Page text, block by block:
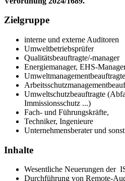
Zielgruppe
interne und externe Auditoren
Umweltbetriebsprüfer
Qualitätsbeauftragte/-manager
Energiemanager, EHS-
Umweltmanagementbeauftragte
Umweltschutzbeauftragte
Immissionsschutz ...)
Fach- und Führungskräfte,
Techniker, Ingenieure
Unternehmensberater und
Inhalte
Wesentliche Neuerungen der
Durchführung von Remote-